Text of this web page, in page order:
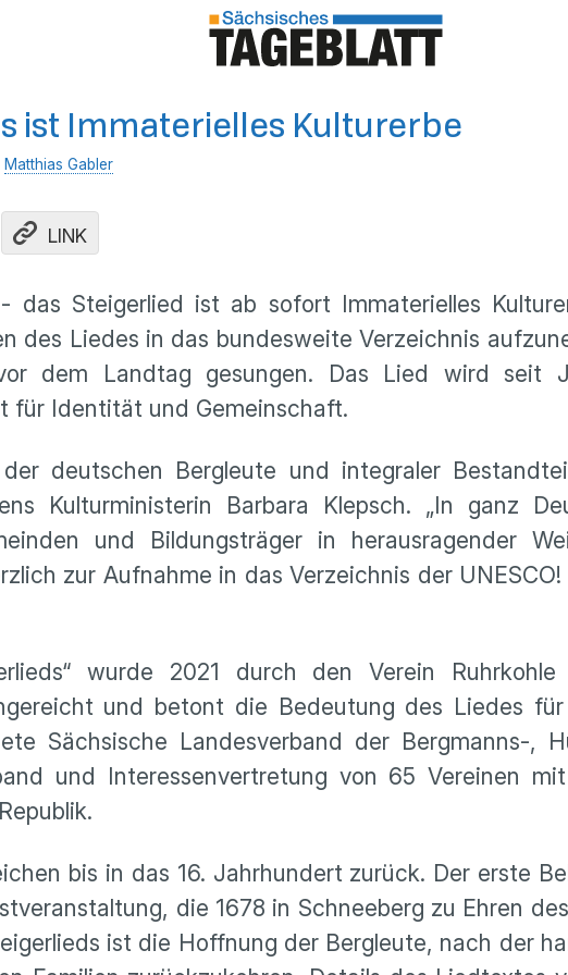
ist Immaterielles Kulturerbe
Matthias Gabler
LINK
das Steigerlied ist ab sofort Immaterielles
des Liedes in das bundesweite Verzeichnis
dem Landtag gesungen. Das Lied wird seit
für Identität und Gemeinschaft.
deutschen Bergleute und integraler
Kulturministerin Barbara Klepsch. „In ganz
und Bildungsträger in herausragender
zur Aufnahme in das Verzeichnis der
wurde 2021 durch den Verein
und betont die Bedeutung des Liedes für
Sächsische Landesverband der Bergmanns-,
und Interessenvertretung von 65 Vereinen
bis in das 16. Jahrhundert zurück. Der erste
die 1678 in Schneeberg zu Ehren
ist die Hoffnung der Bergleute, nach der